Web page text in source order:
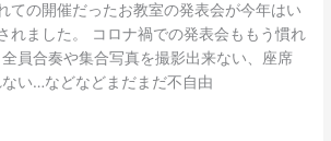
ての開催だったお教室の発表会が今年はい
れました。 コロナ禍での発表会ももう慣れ
員合奏や集合写真を撮影出来ない、座席
い…などなどまだまだ不自由